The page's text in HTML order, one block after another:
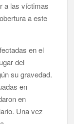
a las víctimas
a este
en el
del
su gravedad.
en
en
Una vez